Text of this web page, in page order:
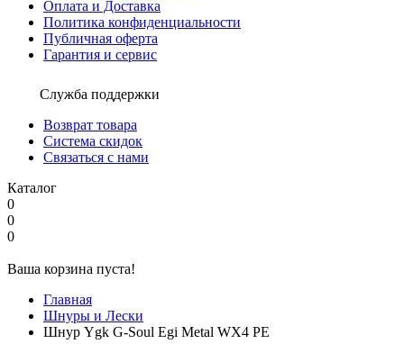
Оплата и Доставка
Политика конфиденциальности
Публичная оферта
Гарантия и сервис
Служба поддержки
Возврат товара
Система скидок
Связаться с нами
Каталог
0
0
0
Ваша корзина пуста!
Главная
Шнуры и Лески
Шнур Ygk G-Soul Egi Metal WX4 PE